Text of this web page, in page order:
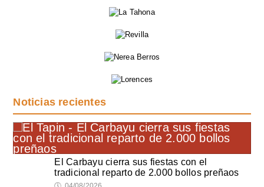
Noticias recientes
El Carbayu cierra sus fiestas con el
tradicional reparto de 2.000 bollos preñaos